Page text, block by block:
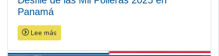
Panamá
Lee más